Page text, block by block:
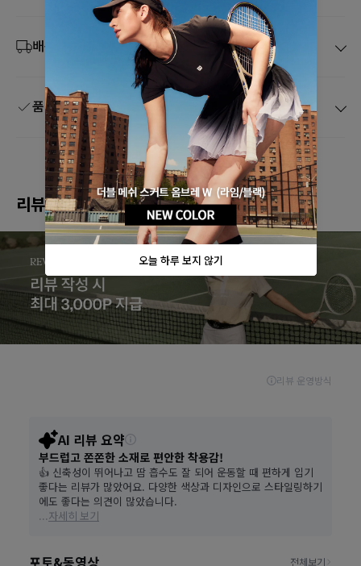
배송 및 취소
품질보증 및 A/S
리뷰